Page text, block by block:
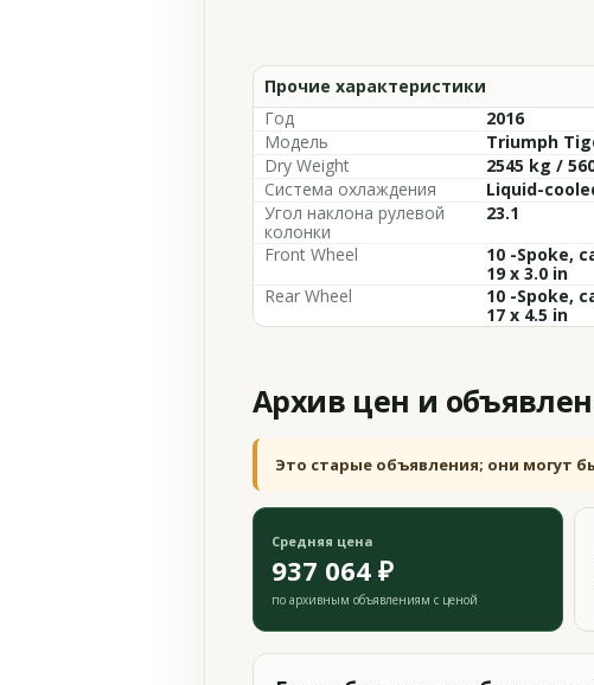
Прочие характеристики
Год
2016
Модель
Triumph
Dry Weight
2545 kg /
Система охлаждения
Liquid-
Угол наклона рулевой
колонки
23.1
Front Wheel
10 -Spoke,
19 x 3.0 in
Rear Wheel
10 -Spoke,
17 x 4.5 in
Архив цен и
Это старые объявления; они могут
Средняя цена
937 064 ₽
по архивным объявлениям с ценой